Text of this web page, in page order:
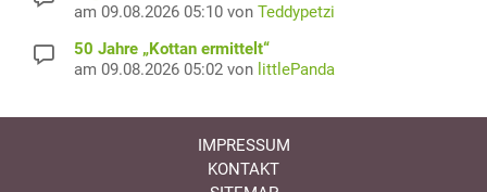
am 09.08.2026 05:10 von Teddypetzi
50 Jahre „Kottan ermittelt“
am 09.08.2026 05:02 von littlePanda
IMPRESSUM
KONTAKT